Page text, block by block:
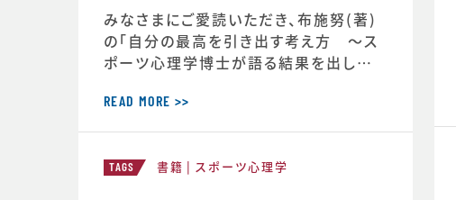
みなさまにご愛読いただき、布施努(著)
の「自分の最高を引き出す考え方 ～ス
ポーツ心理学博士が語る結果を出し続
第4版が決定しました。第4版からの帯に
は、ソフトバンクホークス大関友久投手の
が、より多くのみなさまのお役に立つこと
READ MORE >>
TAGS 書籍 スポーツ心理学